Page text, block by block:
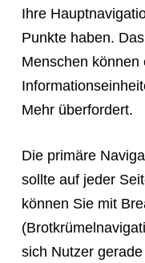
Ihre
Punkte haben.
Menschen können
Mehr überfordert.
Die primäre
sollte auf jeder
können Sie mit
sich Nutzer